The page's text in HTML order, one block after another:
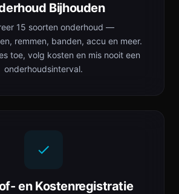
Bijhouden
15 soorten onderhoud —
remmen, banden, accu en meer.
toe, volg kosten en mis nooit een
onderhoudsinterval.
en Kostenregistratie